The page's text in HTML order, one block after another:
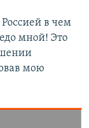
в чем
мной! Это
мою